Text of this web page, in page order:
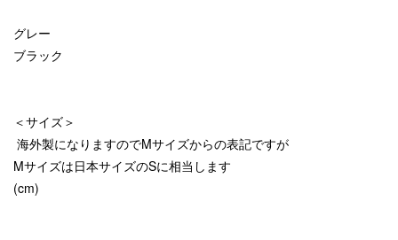
グレー
ブラック
＜サイズ＞
海外製になりますのでMサイズからの表記ですが
Mサイズは日本サイズのSに相当します
(cm)